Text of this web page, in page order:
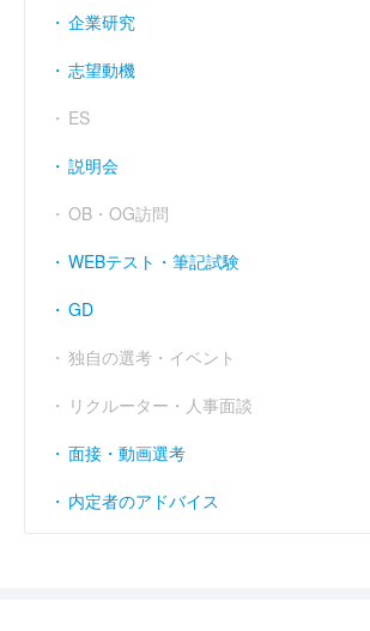
企業研究
志望動機
ES
説明会
OB・OG訪問
WEBテスト・筆記試験
GD
独自の選考・イベント
リクルーター・人事面談
面接・動画選考
内定者のアドバイス